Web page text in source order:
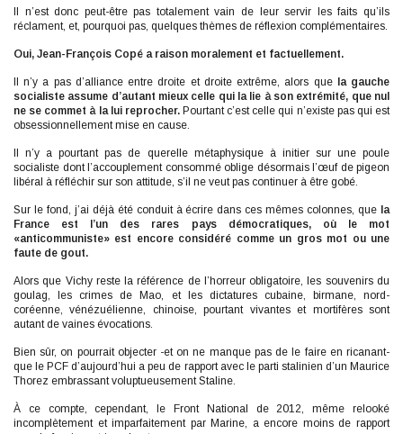
Il n’est donc peut-être pas totalement vain de leur servir les faits qu’ils
réclament, et, pourquoi pas, quelques thèmes de réflexion complémentaires.
Oui, Jean-François Copé a raison moralement et factuellement.
Il n’y a pas d’alliance entre droite et droite extrême, alors que
la gauche
socialiste assume d’autant mieux celle qui la lie à son extrémité, que nul
ne se commet à la lui reprocher.Pourtant c’est celle qui n’existe pas qui est
obsessionnellement mise en cause.
Il n’y a pourtant pas de querelle métaphysique à initier sur une poule
socialiste dont l’accouplement consommé oblige désormais l’œuf de pigeon
libéral à réfléchir sur son attitude, s’il ne veut pas continuer à être gobé.
Sur le fond, j’ai déjà été conduit à écrire dans ces mêmes colonnes, que la
France est l’un des rares pays démocratiques, où le mot
«anticommuniste» est encore considéré comme un gros mot ou une
faute de gout.
Alors que Vichy reste la référence de l’horreur obligatoire, les souvenirs du
goulag, les crimes de Mao, et les dictatures cubaine, birmane, nord-
coréenne, vénézuélienne, chinoise, pourtant vivantes et mortifères sont
autant de vaines évocations.
Bien sûr, on pourrait objecter -et on ne manque pas de le faire en ricanant-
que le PCF d’aujourd’hui a peu de rapport avec le parti stalinien d’un Maurice
Thorez embrassant voluptueusement Staline.
À ce compte, cependant, le Front National de 2012, même relooké
incomplètement et imparfaitement par Marine, a encore moins de rapport